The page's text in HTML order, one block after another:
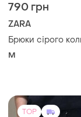
790 грн
ZARA
Брюки сірого
M
TOP